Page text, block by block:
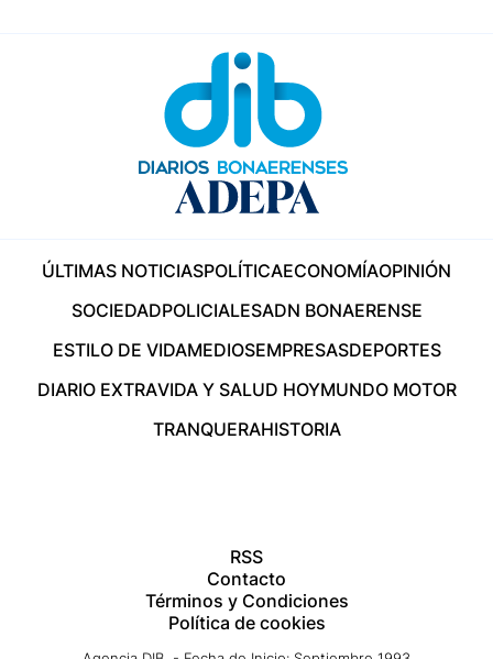
ÚLTIMAS NOTICIASPOLÍTICAECONOMÍAOPINIÓN
SOCIEDADPOLICIALESADN BONAERENSE
ESTILO DE VIDAMEDIOSEMPRESASDEPORTES
DIARIO EXTRAVIDA Y SALUD HOYMUNDO MOTOR
TRANQUERAHISTORIA
RSS
Contacto
Términos y Condiciones
Política de cookies